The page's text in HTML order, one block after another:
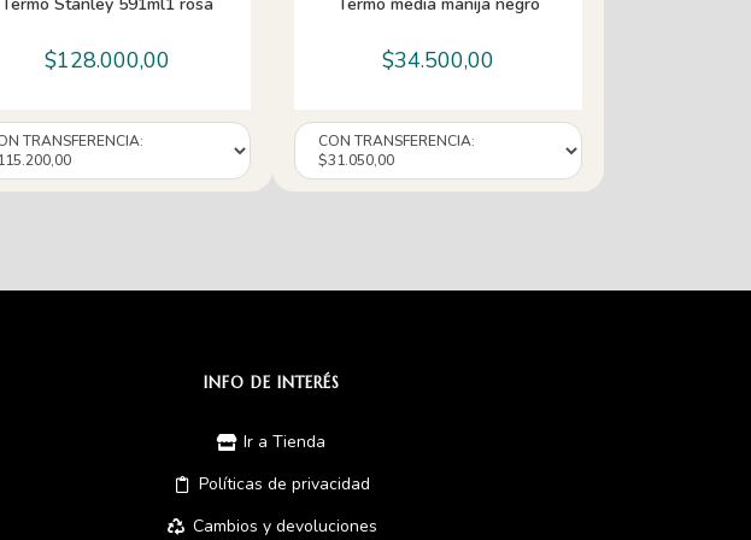
$128.000,00 $34.500,00
INFO DE INTERÉS
Ir a Tienda
Políticas de privacidad
Cambios y devoluciones